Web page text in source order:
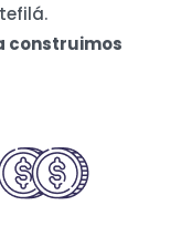
construimos